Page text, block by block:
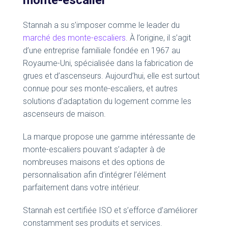
Stannah a su s’imposer comme le leader du
marché des monte-escaliers. À l’origine, il s’agit
d’une entreprise familiale fondée en 1967 au
Royaume-Uni, spécialisée dans la fabrication de
grues et d’ascenseurs. Aujourd’hui, elle est surtout
connue pour ses monte-escaliers, et autres
solutions d’adaptation du logement comme les
ascenseurs de maison.
La marque propose une gamme intéressante de
monte-escaliers pouvant s’adapter à de
nombreuses maisons et des options de
personnalisation afin d’intégrer l’élément
parfaitement dans votre intérieur.
Stannah est certifiée ISO et s’efforce d’améliorer
constamment ses produits et services.